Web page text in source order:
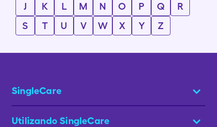
J
K L M N O P Q
R
S
T U V W X Y Z
SingleCare
Utilizando SingleCare